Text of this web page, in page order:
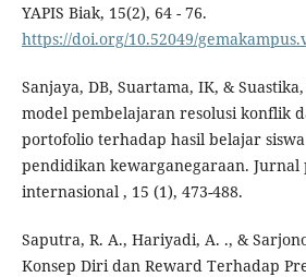
YAPIS Biak, 15(2), 64 - 76.
https://doi.org/10.52049/
Sanjaya, DB, Suartama, IK, &
model pembelajaran resolusi konflik
portofolio terhadap hasil belajar
pendidikan kewarganegaraan. Jurnal
internasional , 15 (1), 473-488.
Saputra, R. A., Hariyadi, A. ., &
Konsep Diri dan Reward Terhadap